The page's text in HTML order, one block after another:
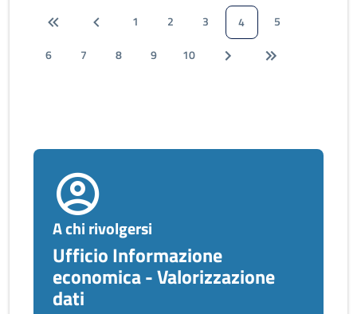
1 2 3 4
5
6
7 8 9 10
A chi rivolgersi
Ufficio Informazione
economica - Valorizzazione
dati